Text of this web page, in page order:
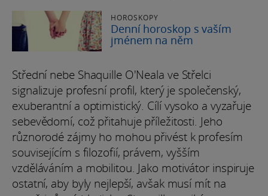
HOROSKOPY
Denní horoskop s vaším
jménem na něm
Střední nebe Shaquille O'Neala ve Střelci
signalizuje profesní profil, který je společenský,
exuberantní a optimistický. Cílí vysoko a vyzařuje
sebevědomí, což přitahuje příležitosti. Jeho
různorodé zájmy ho mohou přivést k profesím
souvisejícím s filozofií, právem, vyšším
vzděláváním a mobilitou. Jako motivátor inspiruje
ostatní, aby byly nejlepší, avšak musí mít na